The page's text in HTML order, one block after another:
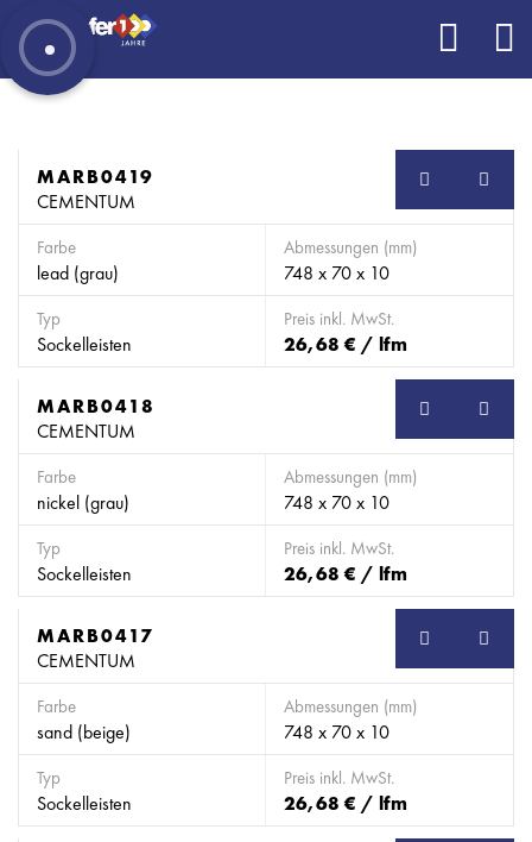
SB
MARB0419
CEMENTUM
Farbe
lead (grau)
Abmessungen (mm)
748 x 70 x 10
Typ
Sockelleisten
Preis inkl. MwSt.
26,68 € / lfm
SB
MARB0418
CEMENTUM
Farbe
nickel (grau)
Abmessungen (mm)
748 x 70 x 10
Typ
Sockelleisten
Preis inkl. MwSt.
26,68 € / lfm
SB
MARB0417
CEMENTUM
Farbe
sand (beige)
Abmessungen (mm)
748 x 70 x 10
Typ
Sockelleisten
Preis inkl. MwSt.
26,68 € / lfm